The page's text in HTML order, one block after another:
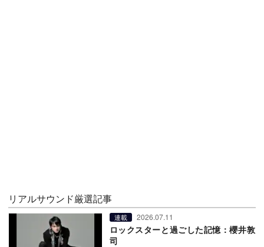
リアルサウンド厳選記事
連載 2026.07.11
ロックスターと過ごした記憶：櫻井敦
司